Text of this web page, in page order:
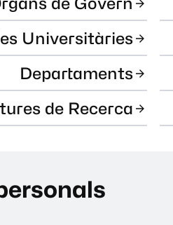
Universitàries
Departaments
de Recerca